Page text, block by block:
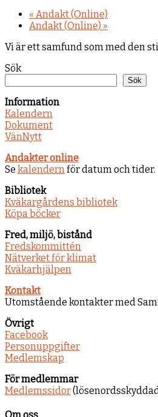
« Andakt (Online)
Andakt (Online) »
Vi är ett samfund som med den
Sök
Sök
Information
Kalendern
Dokument
VänNytt
Andakter online
Se kalendernför datum och tider.
Bibliotek
Kväkargårdens bibliotek
Köpa böcker
Fred, miljö, bistånd
Fredskommittén
Nätverket för klimat
Kväkarhjälpen
Kontakt
Utomstående kontakter med
Övrigt
Facebook
Personuppgifter
Medlemskap
För medlemmar
Medlemssidor